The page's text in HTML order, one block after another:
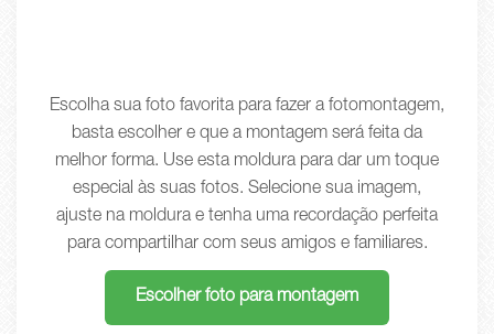
Escolha sua foto favorita para fazer a fotomontagem,
basta escolher e que a montagem será feita da
melhor forma. Use esta moldura para dar um toque
especial às suas fotos. Selecione sua imagem,
ajuste na moldura e tenha uma recordação perfeita
para compartilhar com seus amigos e familiares.
Escolher foto para montagem